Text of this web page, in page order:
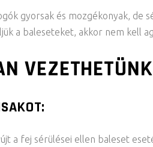
gyorsak és mozgékonyak, de
a baleseteket, akkor nem kell
a fej sérülései ellen baleset